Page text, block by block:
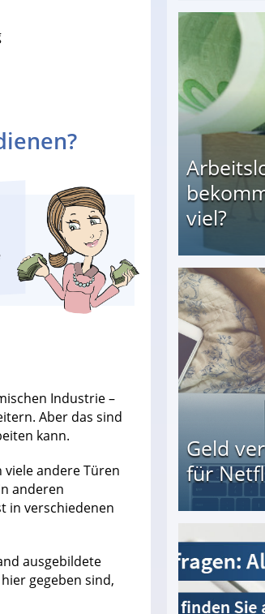
Industrie –
Aber das sind
kann.
andere Türen
anderen
in verschiedenen
ausgebildete
gegeben sind,
PC: Die besten Heimarbeiten
viel?
Wofür bekommt man es und wie viel?
Geld
für
als Tagger für Netflix